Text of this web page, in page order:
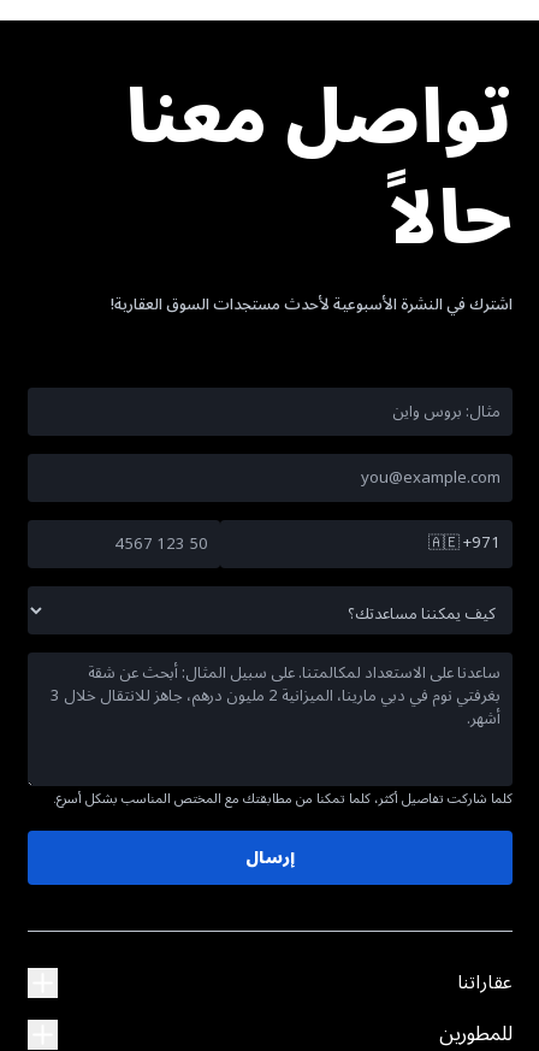
تواصل معنا
حالاً
اشترك في النشرة الأسبوعية لأحدث مستجدات السوق العقارية!
🇦🇪+971
كلما شاركت تفاصيل أكثر، كلما تمكنا من مطابقتك مع المختص المناسب بشكل أسرع.
إرسال
عقاراتنا
للمطورين